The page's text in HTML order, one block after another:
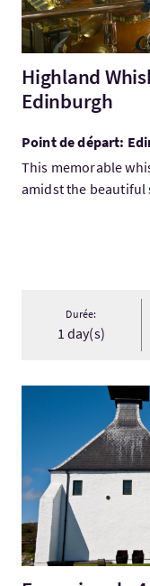
Highland
Edinburgh
Point de départ:
This memorable
amidst the beautiful
Durée:
1 day(s)
Visitez:Excursion